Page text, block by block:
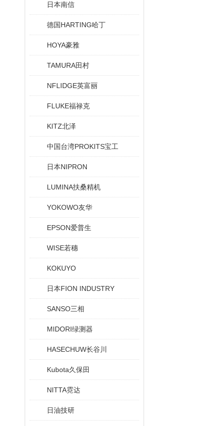
日本南信
德国HARTING哈丁
HOYA豪雅
TAMURA田村
NFLIDGE英富丽
FLUKE福禄克
KITZ北泽
中国台湾PROKITS宝工
日本NIPRON
LUMINA扶桑精机
YOKOWO友华
EPSON爱普生
WISE若穗
KOKUYO
日本FION INDUSTRY
SANSO三相
MIDORI绿测器
HASECHUW长谷川
Kubota久保田
NITTA霓达
日油技研